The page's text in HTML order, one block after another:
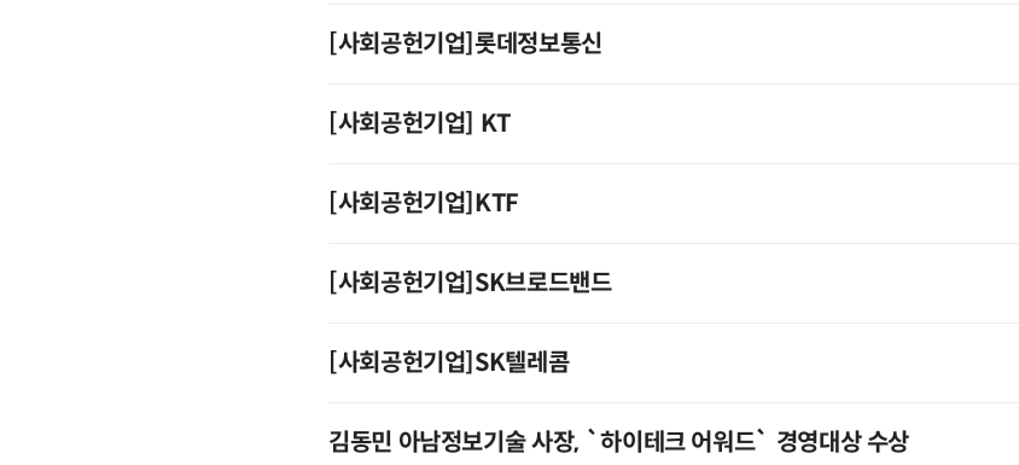
[사회공헌기업]롯데정보통신
[사회공헌기업] KT
[사회공헌기업]KTF
[사회공헌기업]SK브로드밴드
[사회공헌기업]SK텔레콤
김동민 아남정보기술 사장, `하이테크 어워드` 경영대상 수상